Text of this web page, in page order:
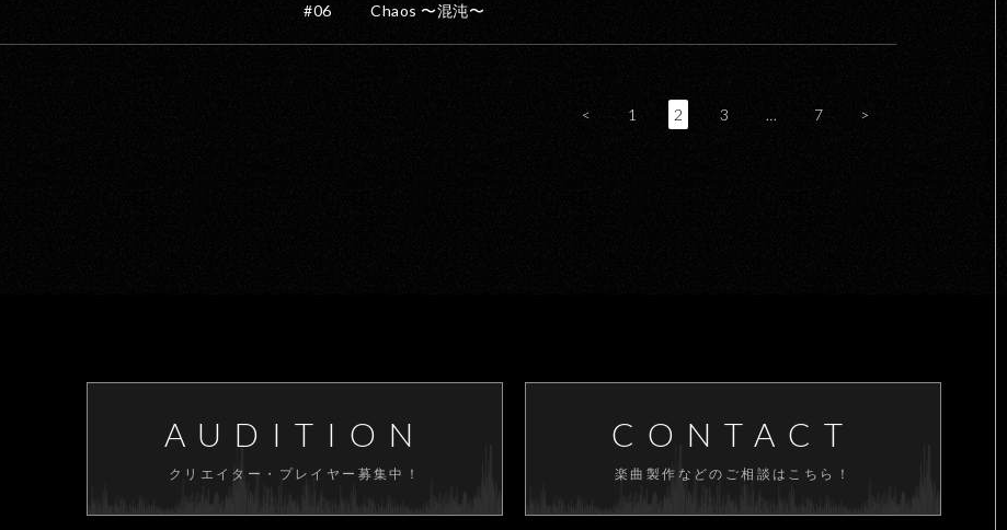
#06 Chaos 〜混沌〜
< 1 2 3 … 7 >
AUDITION
クリエイター・プレイヤー募集中！
CONTACT
楽曲製作などのご相談はこちら！